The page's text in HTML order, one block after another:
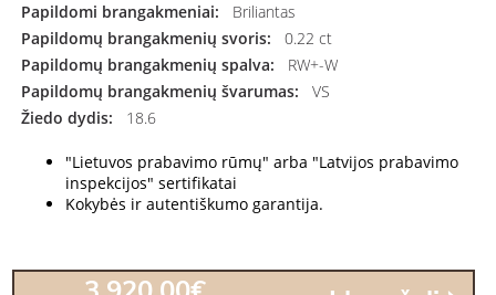
Papildomi brangakmeniai:
Briliantas
Papildomų brangakmenių svoris:
0.22 ct
Papildomų brangakmenių spalva:
RW+-W
Papildomų brangakmenių švarumas:
VS
Žiedo dydis:
18.6
"Lietuvos prabavimo rūmų" arba "Latvijos prabavimo
inspekcijos" sertifikatai
Kokybės ir autentiškumo garantija.